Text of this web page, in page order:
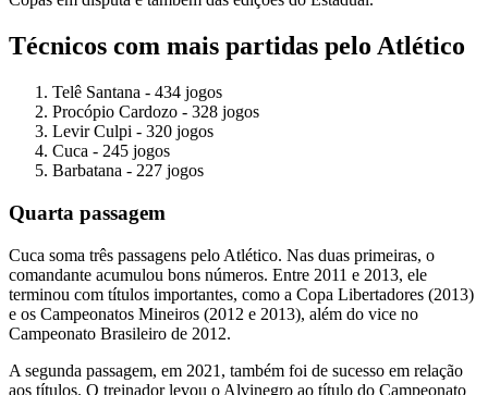
Técnicos com mais partidas pelo Atlético
Telê Santana - 434 jogos
Procópio Cardozo - 328 jogos
Levir Culpi - 320 jogos
Cuca - 245 jogos
Barbatana - 227 jogos
Quarta passagem
Cuca soma três passagens pelo Atlético. Nas duas primeiras, o
comandante acumulou bons números. Entre 2011 e 2013, ele
terminou com títulos importantes, como a Copa Libertadores (2013)
e os Campeonatos Mineiros (2012 e 2013), além do vice no
Campeonato Brasileiro de 2012.
A segunda passagem, em 2021, também foi de sucesso em relação
aos títulos. O treinador levou o Alvinegro ao título do Campeonato